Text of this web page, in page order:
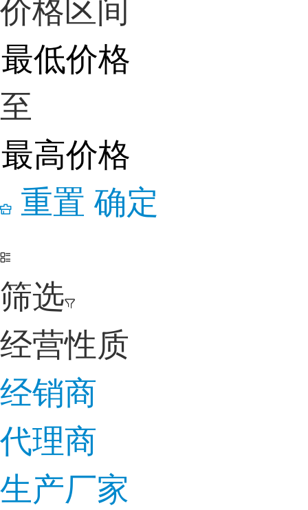
至
重置 确定
筛选
经营性质
经销商
代理商
生产厂家